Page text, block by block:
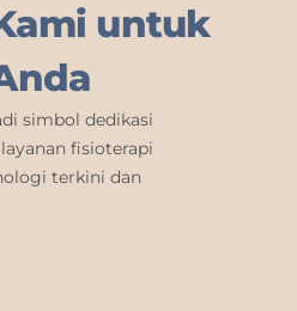
untuk
simbol dedikasi
fisioterapi
terkini dan